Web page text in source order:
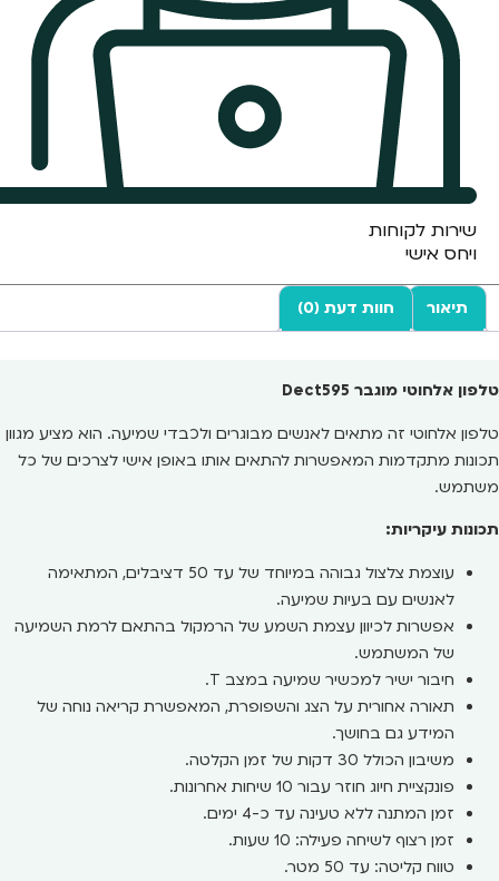
שירות לקוחות
ויחס אישי
תיאור חוות דעת (0)
טלפון אלחוטי מוגבר Dect595
טלפון אלחוטי זה מתאים לאנשים מבוגרים ולכבדי שמיעה. הוא מציע מגוון
תכונות מתקדמות המאפשרות להתאים אותו באופן אישי לצרכים של כל
משתמש.
תכונות עיקריות:
עוצמת צלצול גבוהה במיוחד של עד 50 דציבלים, המתאימה
לאנשים עם בעיות שמיעה.
אפשרות לכיוון עצמת השמע של הרמקול בהתאם לרמת השמיעה
של המשתמש.
חיבור ישיר למכשיר שמיעה במצב T.
תאורה אחורית על הצג והשפופרת, המאפשרת קריאה נוחה של
המידע גם בחושך.
משיבון הכולל 30 דקות של זמן הקלטה.
פונקציית חיוג חוזר עבור 10 שיחות אחרונות.
זמן המתנה ללא טעינה עד כ-4 ימים.
זמן רצוף לשיחה פעילה: 10 שעות.
טווח קליטה: עד 50 מטר.